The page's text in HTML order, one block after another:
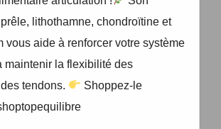
lithothamne, chondroïtine et
vous aide à renforcer votre système
maintenir la flexibilité des
tendons.
Shoppez-le
vous envoyer votre newsletter contenant
personnalisées. Vous pouvez vous